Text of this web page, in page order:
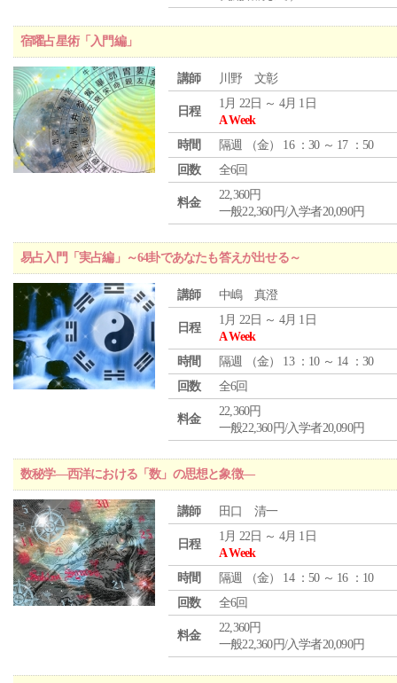
宿曜占星術「入門編」
講師 川野 文彰
日程
1月 22日 ～ 4月 1日
A Week
時間
隔週 （金） 16 ：30 ～ 17 ：50
回数
全6回
料金
22,360円
一般22,360円/入学者20,090円
易占入門「実占編」～64卦であなたも答えが出せる～
講師 中嶋 真澄
日程
1月 22日 ～ 4月 1日
A Week
時間
隔週 （金） 13 ：10 ～ 14 ：30
回数
全6回
料金
22,360円
一般22,360円/入学者20,090円
数秘学―西洋における「数」の思想と象徴―
講師 田口 清一
日程
1月 22日 ～ 4月 1日
A Week
時間
隔週 （金） 14 ：50 ～ 16 ：10
回数
全6回
料金
22,360円
一般22,360円/入学者20,090円